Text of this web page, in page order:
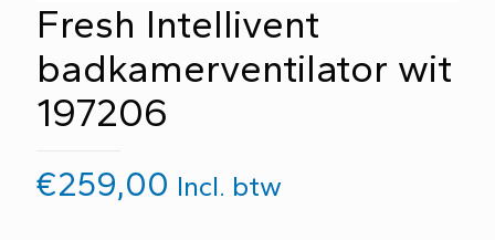
Fresh Intellivent
badkamerventilator wit
197206
€259,00 Incl. btw